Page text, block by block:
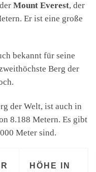
Mount Everest, der
Er ist eine große
bekannt für seine
Berg der
der Welt, ist auch in
8.188 Metern. Es gibt
Meter sind.
HÖHE IN